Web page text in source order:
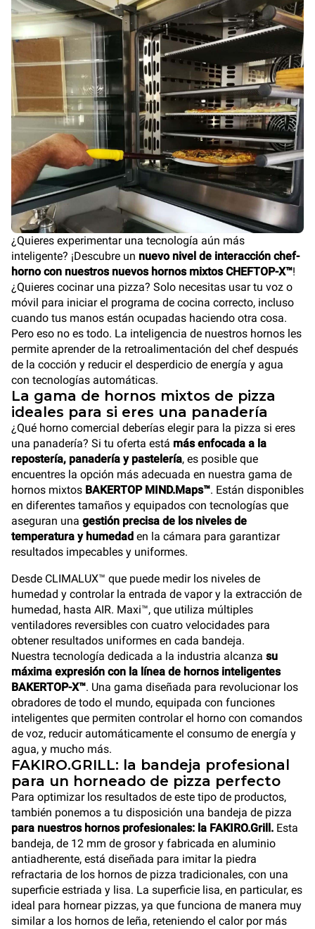
¿Quieres experimentar una tecnología aún más
inteligente? ¡Descubre un nuevo nivel de interacción chef-
horno con nuestros nuevos hornos mixtos CHEFTOP-X™!
¿Quieres cocinar una pizza? Solo necesitas usar tu voz o
móvil para iniciar el programa de cocina correcto, incluso
cuando tus manos están ocupadas haciendo otra cosa.
Pero eso no es todo. La inteligencia de nuestros hornos les
permite aprender de la retroalimentación del chef después
de la cocción y reducir el desperdicio de energía y agua
con tecnologías automáticas.
La gama de hornos mixtos de pizza
ideales para si eres una panadería
¿Qué horno comercial deberías elegir para la pizza si eres
una panadería? Si tu oferta está más enfocada a la
repostería, panadería y pastelería, es posible que
encuentres la opción más adecuada en nuestra gama de
hornos mixtos BAKERTOP MIND.Maps™. Están disponibles
en diferentes tamaños y equipados con tecnologías que
aseguran una gestión precisa de los niveles de
temperatura y humedad en la cámara para garantizar
resultados impecables y uniformes.
Desde CLIMALUX™ que puede medir los niveles de
humedad y controlar la entrada de vapor y la extracción de
humedad, hasta AIR. Maxi™, que utiliza múltiples
ventiladores reversibles con cuatro velocidades para
obtener resultados uniformes en cada bandeja.
Nuestra tecnología dedicada a la industria alcanza su
máxima expresión con la línea de hornos inteligentes
BAKERTOP-X™. Una gama diseñada para revolucionar los
obradores de todo el mundo, equipada con funciones
inteligentes que permiten controlar el horno con comandos
de voz, reducir automáticamente el consumo de energía y
agua, y mucho más.
FAKIRO.GRILL: la bandeja profesional
para un horneado de pizza perfecto
Para optimizar los resultados de este tipo de productos,
también ponemos a tu disposición una bandeja de pizza
para nuestros hornos profesionales: la FAKIRO.Grill. Esta
bandeja, de 12 mm de grosor y fabricada en aluminio
antiadherente, está diseñada para imitar la piedra
refractaria de los hornos de pizza tradicionales, con una
superficie estriada y lisa. La superficie lisa, en particular, es
ideal para hornear pizzas, ya que funciona de manera muy
similar a los hornos de leña, reteniendo el calor por más